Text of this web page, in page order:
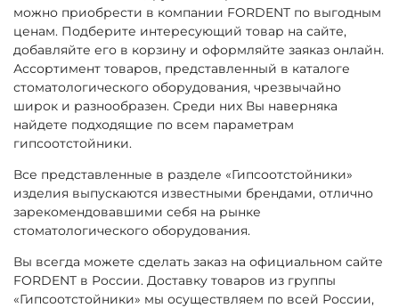
можно приобрести в компании FORDENT по выгодным
ценам. Подберите интересующий товар на сайте,
добавляйте его в корзину и оформляйте заяказ онлайн.
Ассортимент товаров, представленный в каталоге
стоматологического оборудования, чрезвычайно
широк и разнообразен. Среди них Вы наверняка
найдете подходящие по всем параметрам
гипсоотстойники.
Все представленные в разделе «Гипсоотстойники»
изделия выпускаются известными брендами, отлично
зарекомендовавшими себя на рынке
стоматологического оборудования.
Вы всегда можете сделать заказ на официальном сайте
FORDENT в России. Доставку товаров из группы
«Гипсоотстойники» мы осуществляем по всей России,